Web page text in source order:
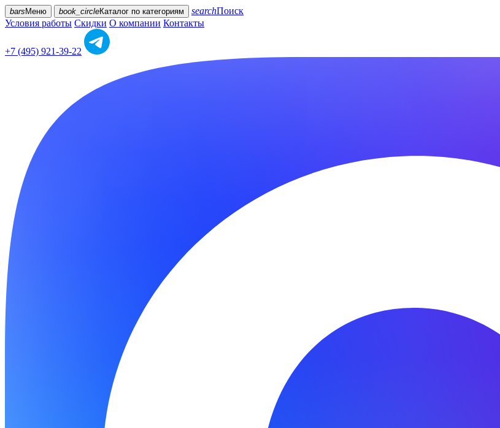
bars Меню book_circleКаталог по категориям searchПоиск
Условия работы Скидки О компании Контакты
+7 (495) 921-39-22